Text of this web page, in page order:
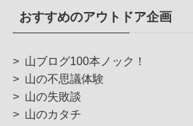
おすすめのアウトドア企画
> 山ブログ100本ノック！
> 山の不思議体験
> 山の失敗談
> 山のカタチ